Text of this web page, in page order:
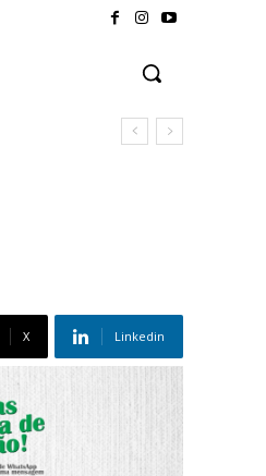
X Linkedin